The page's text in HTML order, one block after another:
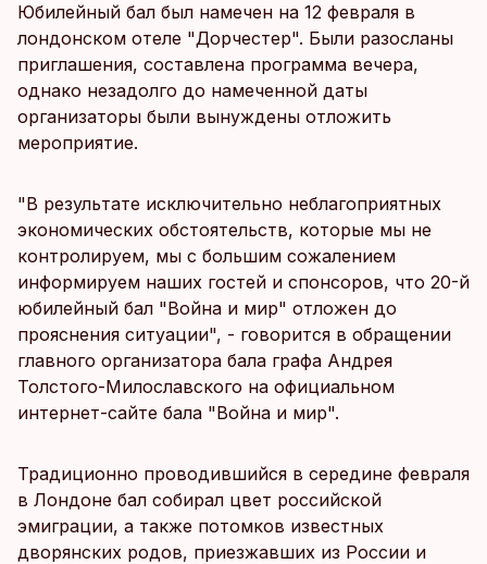
Юбилейный бал был намечен на 12 февраля в
лондонском отеле "Дорчестер". Были разосланы
приглашения, составлена программа вечера,
однако незадолго до намеченной даты
организаторы были вынуждены отложить
мероприятие.
"В результате исключительно неблагоприятных
экономических обстоятельств, которые мы не
контролируем, мы с большим сожалением
информируем наших гостей и спонсоров, что 20-й
юбилейный бал "Война и мир" отложен до
прояснения ситуации", - говорится в обращении
главного организатора бала графа Андрея
Толстого-Милославского на официальном
интернет-сайте бала "Война и мир".
Традиционно проводившийся в середине февраля
в Лондоне бал собирал цвет российской
эмиграции, а также потомков известных
дворянских родов, приезжавших из России и